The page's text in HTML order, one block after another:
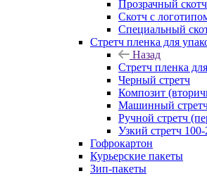
Прозрачный скотч
Скотч с
Специальный
Стретч пленка для
Назад
Стретч пленка
Черный стретч
Композит
Машинный
Ручной стретч
Узкий стретч
Гофрокартон
Курьерские пакеты
Зип-пакеты